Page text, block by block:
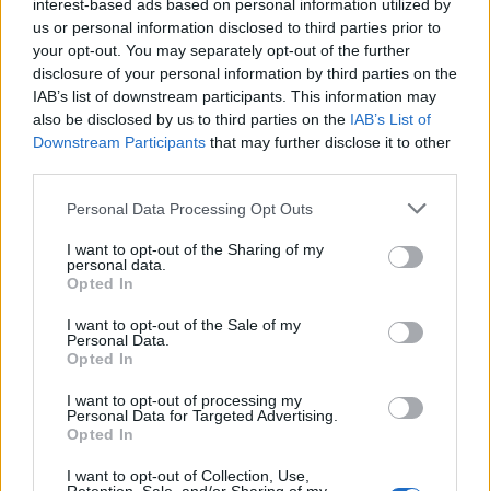
interest-based ads based on personal information utilized by
us or personal information disclosed to third parties prior to
your opt-out. You may separately opt-out of the further
disclosure of your personal information by third parties on the
IAB’s list of downstream participants. This information may
also be disclosed by us to third parties on the IAB’s List of
Downstream Participants that may further disclose it to other
Please note that this website/app uses one or more Google
not limited to your visit or usage behaviour. You may click to
grant or deny consent to Google and its third-party tags to
use your data for below specified purposes in below Google
consent section.
Personal Data Processing Opt Outs
I want to opt-out of the Sharing of my
personal data.
Opted In
I want to opt-out of the Sale of my
Personal Data.
Opted In
I want to opt-out of processing my
Personal Data for Targeted Advertising.
Opted In
I want to opt-out of Collection, Use,
Automatizzare aiuta: 1) usare ETF multi-asset
ribilanciano internamente (nessun evento
fiscalmente rilevante per l’investitore finché non
vende), 2) impostare ordini periodici differenziati
per riportare le percentuali verso il target, 3)
prevedere unglide pathpredefinito negli ultimi 10-
bucket strategy
”: un cuscinetto di 2-3 anni di
spese in liquidità/obbligazioni brevi per
fronteggiare mercati deboli senza vendere azioni in
perdita.
Operatività essenziale: strumenti, conti
e controlli